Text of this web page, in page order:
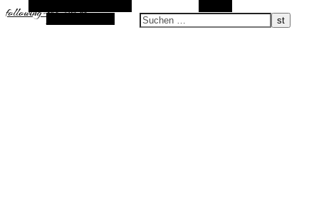
following-the-sun.de
Zufallsauswahl